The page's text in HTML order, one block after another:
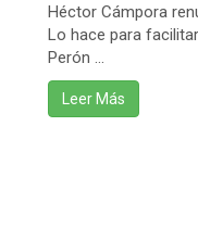
Héctor Cámpora
Lo hace para
Perón ...
Leer Más